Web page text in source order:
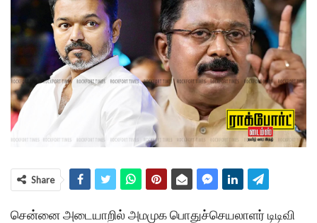
Share
சென்னை அடையாறில் அமமுக பொதுச்செயலாளர் டிடிவி